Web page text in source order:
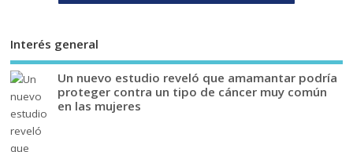
Interés general
Un nuevo estudio reveló que amamantar podría
proteger contra un tipo de cáncer muy común
en las mujeres